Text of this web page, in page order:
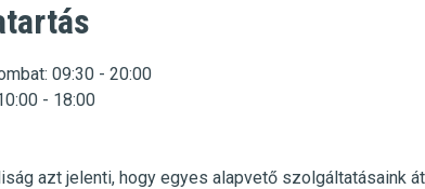
09:30 - 20:00
- 18:00
azt jelenti, hogy egyes alapvető szolgáltatásaink